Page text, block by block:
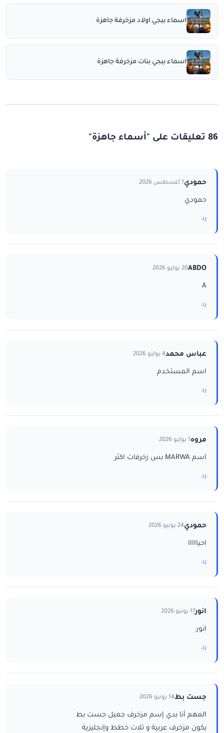
اسماء ببجي اولاد مزخرفة جاهزة
اسماء ببجي بنات مزخرفة جاهزة
86 تعليقات على "أسماء جاهزة"
حمودي1 أغسطس 2026
حمودي
رد
ABDO20 يوليو 2026
A
رد
عباس محمد4 يوليو 2026
اسم المستخدم
رد
مروه1 يوليو 2026
اسم MARWA بس زخرفات اكثر
رد
حمودي24 يونيو 2026
احيااااا
رد
انور17 يونيو 2026
انور
رد
جست بط14 يونيو 2026
المهم أنا بدي إسم مزخرف جميل جست بط
يكون مزخرف عربية و تلات خطط وإنجليزية